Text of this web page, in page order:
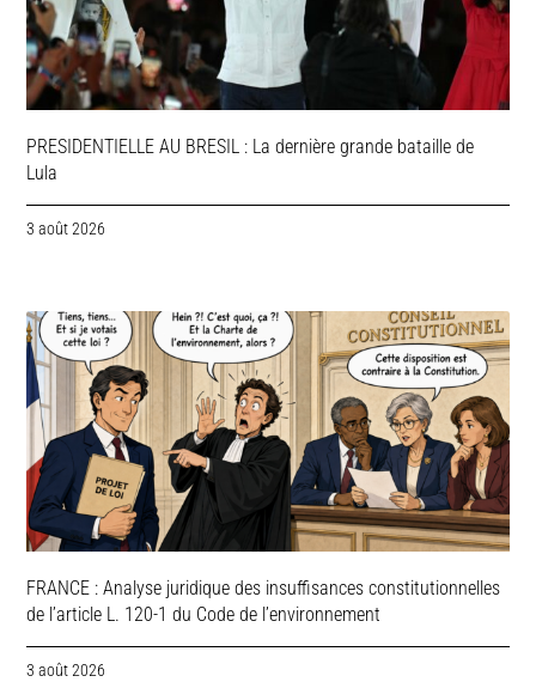
PRESIDENTIELLE AU BRESIL : La dernière grande bataille de
Lula
3 août 2026
FRANCE : Analyse juridique des insuffisances constitutionnelles
de l’article L. 120-1 du Code de l’environnement
3 août 2026